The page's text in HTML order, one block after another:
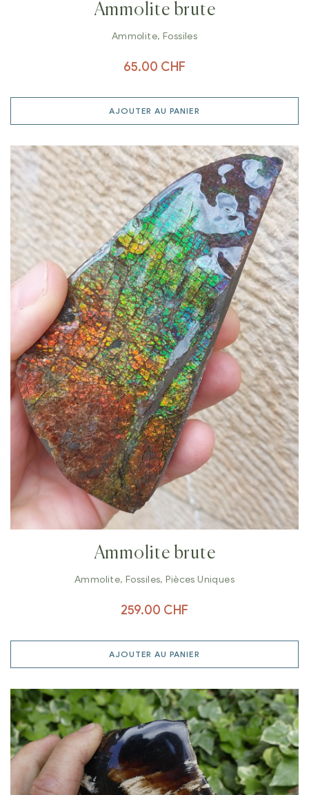
Ammolite brute
Ammolite, Fossiles
65.00 CHF
AJOUTER AU PANIER
Ammolite brute
Ammolite,Fossiles,Pièces Uniques
259.00 CHF
AJOUTER AU PANIER